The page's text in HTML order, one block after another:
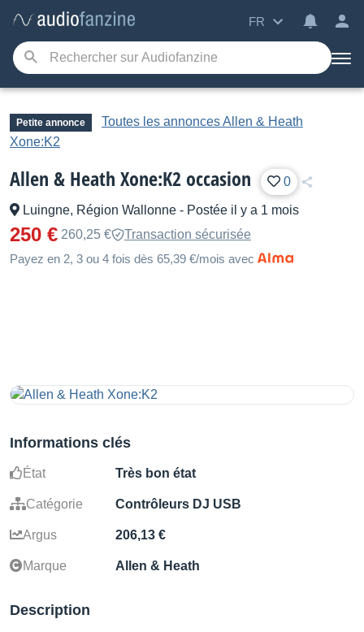
FR
Petite annonce
Toutes les annonces Allen & Heath
Xone:K2
Allen & Heath Xone:K2 occasion 0
Luingne, Région Wallonne - Postée il y a 1 mois
250 € 260,25 €
Transaction sécurisée
Payez en 2, 3 ou 4 fois dès 65,39 €/mois avec
Informations clés
État Très bon état
Catégorie Contrôleurs DJ USB
Argus 206,13 €
Marque Allen & Heath
Description